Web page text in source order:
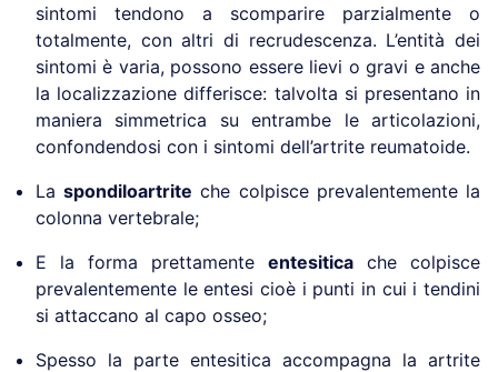
sintomi tendono a scomparire parzialmente o
totalmente, con altri di recrudescenza. L’entità dei
sintomi è varia, possono essere lievi o gravi e anche
la localizzazione differisce: talvolta si presentano in
maniera simmetrica su entrambe le articolazioni,
confondendosi con i sintomi dell’artrite reumatoide.
Laspondiloartrite che colpisce prevalentemente la
colonna vertebrale;
E la forma prettamente entesitica che colpisce
prevalentemente le entesi cioè i punti in cui i tendini
si attaccano al capo osseo;
Spesso la parte entesitica accompagna la artrite